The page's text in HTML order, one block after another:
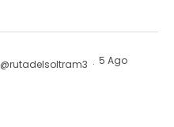
@rutadelsoltram3 · 5 Ago